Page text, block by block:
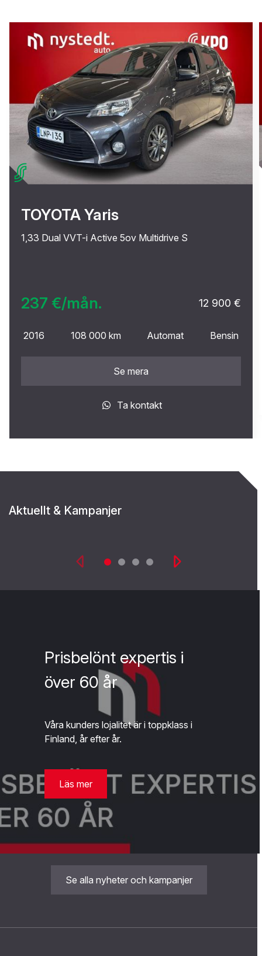
TOYOTA Yaris
1,33 Dual VVT-i Active 5ov Multidrive S
237 €/mån. 12 900 €
2016 108 000 km Automat Bensin
Se mera
Ta kontakt
Aktuellt & Kampanjer
Prisbelönt expertis i
över 60 år
Våra kunders lojalitet är i toppklass i
Finland, år efter år.
Läs mer
Se alla nyheter och kampanjer